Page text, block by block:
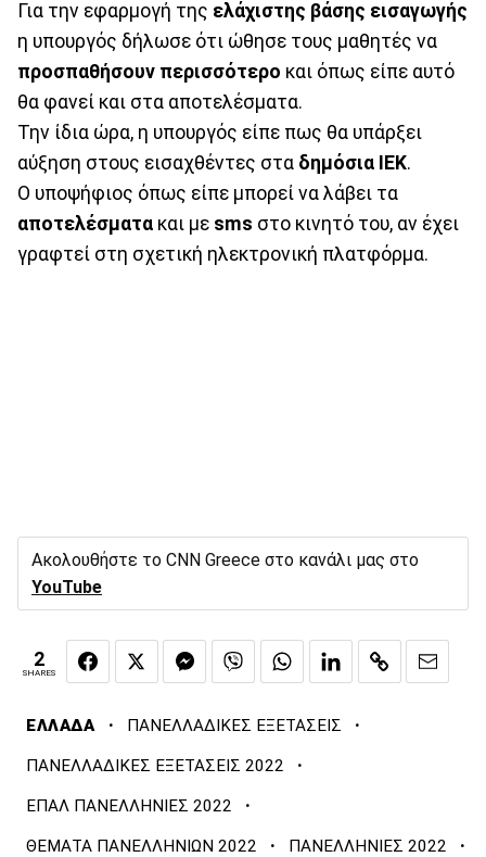
Για την εφαρμογή της ελάχιστης βάσης εισαγωγής
η υπουργός δήλωσε ότι ώθησε τους μαθητές να
προσπαθήσουν περισσότερο και όπως είπε αυτό
θα φανεί και στα αποτελέσματα.
Την ίδια ώρα, η υπουργός είπε πως θα υπάρξει
αύξηση στους εισαχθέντες στα δημόσια ΙΕΚ.
Ο υποψήφιος όπως είπε μπορεί να λάβει τα
αποτελέσματα και με sms στο κινητό του, αν έχει
γραφτεί στη σχετική ηλεκτρονική πλατφόρμα.
Ακολουθήστε το CNN Greece στο κανάλι μας στο
YouTube
2
SHARES
ΕΛΛΑΔΑ · ΠΑΝΕΛΛΑΔΙΚΕΣ ΕΞΕΤΑΣΕΙΣ ·
ΠΑΝΕΛΛΑΔΙΚΕΣ ΕΞΕΤΑΣΕΙΣ 2022 ·
ΕΠΑΛ ΠΑΝΕΛΛΗΝΙΕΣ 2022 ·
ΘΕΜΑΤΑ ΠΑΝΕΛΛΗΝΙΩΝ 2022 · ΠΑΝΕΛΛΗΝΙΕΣ 2022 ·